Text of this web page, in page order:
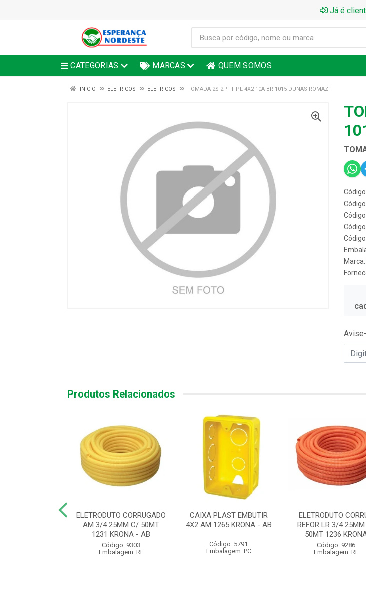
Já é
CATEGORIAS MARCAS QUEM SOMOS
INÍCIO ELETRICOS ELETRICOS TOMADA 2S 2P+T PL 4X2 10A BR 1015 DUNAS ROMAZI
Marca:
Produtos Relacionados
ELETRODUTO CORRUGADO
AM 3/4 25MM C/ 50MT
1231 KRONA - AB
Código: 9303
Embalagem: RL
CAIXA PLAST EMBUTIR
4X2 AM 1265 KRONA - AB
Código: 5791
Embalagem: PC
ELETRODUTO
REFOR LR 3/4
50MT 1236
Código: 9286
Embalagem: RL